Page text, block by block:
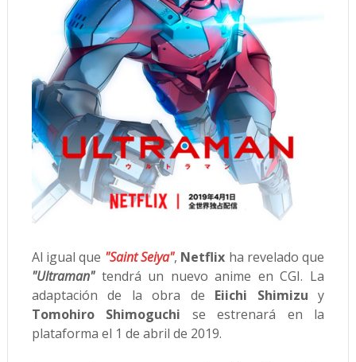
Al igual que "Saint Seiya", Netflix ha revelado que
"Ultraman"tendrá un nuevo anime en CGI. La
adaptación de la obra de Eiichi Shimizu y
Tomohiro Shimoguchi se estrenará en la
plataforma el 1 de abril de 2019.